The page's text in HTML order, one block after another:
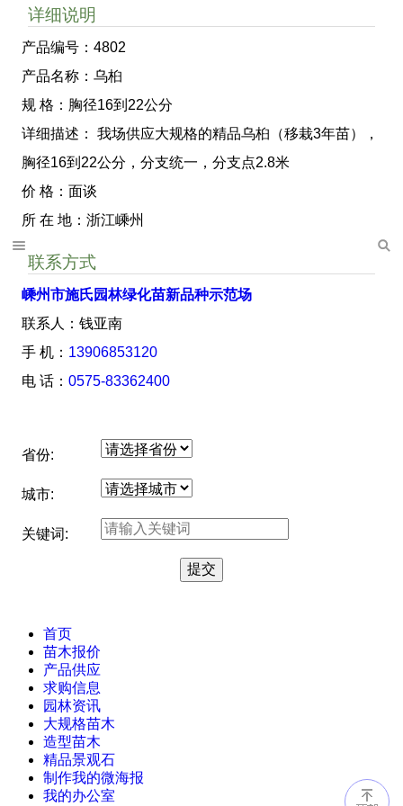
详细说明
产品编号：4802
产品名称：乌桕
规 格：胸径16到22公分
详细描述： 我场供应大规格的精品乌桕（移栽3年苗），
胸径16到22公分，分支统一，分支点2.8米
价 格：面谈
所 在 地：浙江嵊州
联系方式
嵊州市施氏园林绿化苗新品种示范场
联系人：钱亚南
手 机： 13906853120
电 话： 0575-83362400
省份:
城市:
关键词:
首页
苗木报价
产品供应
求购信息
园林资讯
大规格苗木
造型苗木
精品景观石
制作我的微海报
我的办公室